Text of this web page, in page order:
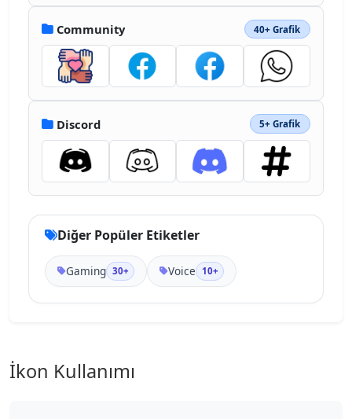
Community 40+ Grafik
Discord 5+ Grafik
Diğer Popüler Etiketler
Gaming 30+ Voice 10+
İkon Kullanımı